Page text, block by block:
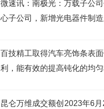
微速讯：南极光：万载子公
心子公司，新增光电器件制
关经营范围，是落实公司双
的重要步骤，旨在进一步完善
百技精工取得汽车亮饰条表
利，能有效的提高钝化的均
昆仑万维成交额创2023年6